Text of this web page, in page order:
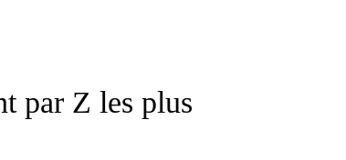
par Z les plus